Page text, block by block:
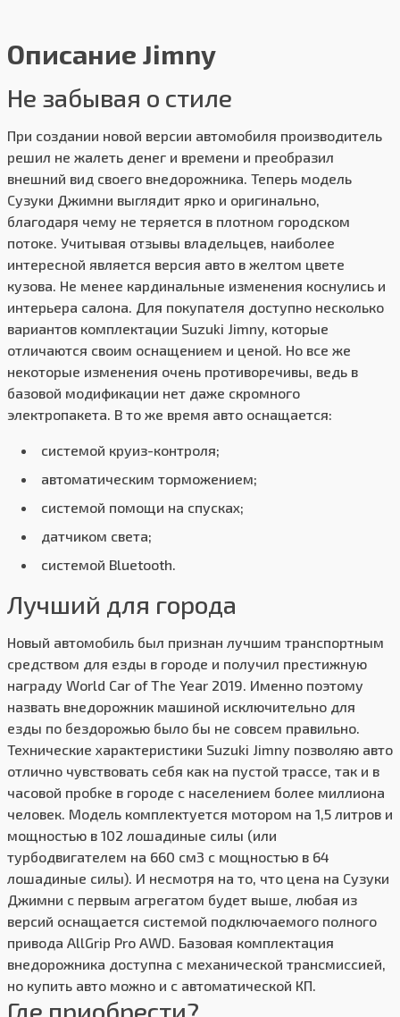
Описание Jimny
Не забывая о стиле
При создании новой версии автомобиля производитель
решил не жалеть денег и времени и преобразил
внешний вид своего внедорожника. Теперь модель
Сузуки Джимни выглядит ярко и оригинально,
благодаря чему не теряется в плотном городском
потоке. Учитывая отзывы владельцев, наиболее
интересной является версия авто в желтом цвете
кузова. Не менее кардинальные изменения коснулись и
интерьера салона. Для покупателя доступно несколько
вариантов комплектации Suzuki Jimny, которые
отличаются своим оснащением и ценой. Но все же
некоторые изменения очень противоречивы, ведь в
базовой модификации нет даже скромного
электропакета. В то же время авто оснащается:
системой круиз-контроля;
автоматическим торможением;
системой помощи на спусках;
датчиком света;
системой Bluetooth.
Лучший для города
Новый автомобиль был признан лучшим транспортным
средством для езды в городе и получил престижную
награду World Car of The Year 2019. Именно поэтому
назвать внедорожник машиной исключительно для
езды по бездорожью было бы не совсем правильно.
Технические характеристики Suzuki Jimny позволяю авто
отлично чувствовать себя как на пустой трассе, так и в
часовой пробке в городе с населением более миллиона
человек. Модель комплектуется мотором на 1,5 литров и
мощностью в 102 лошадиные силы (или
турбодвигателем на 660 см3 с мощностью в 64
лошадиные силы). И несмотря на то, что цена на Сузуки
Джимни с первым агрегатом будет выше, любая из
версий оснащается системой подключаемого полного
привода AllGrip Pro AWD. Базовая комплектация
внедорожника доступна с механической трансмиссией,
но купить авто можно и с автоматической КП.